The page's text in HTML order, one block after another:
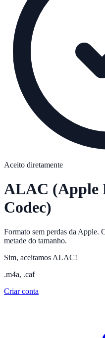
Aceito diretamente
ALAC (Apple
Codec)
Formato sem perdas da Apple.
metade do tamanho.
Sim, aceitamos ALAC!
.m4a, .caf
Criar conta